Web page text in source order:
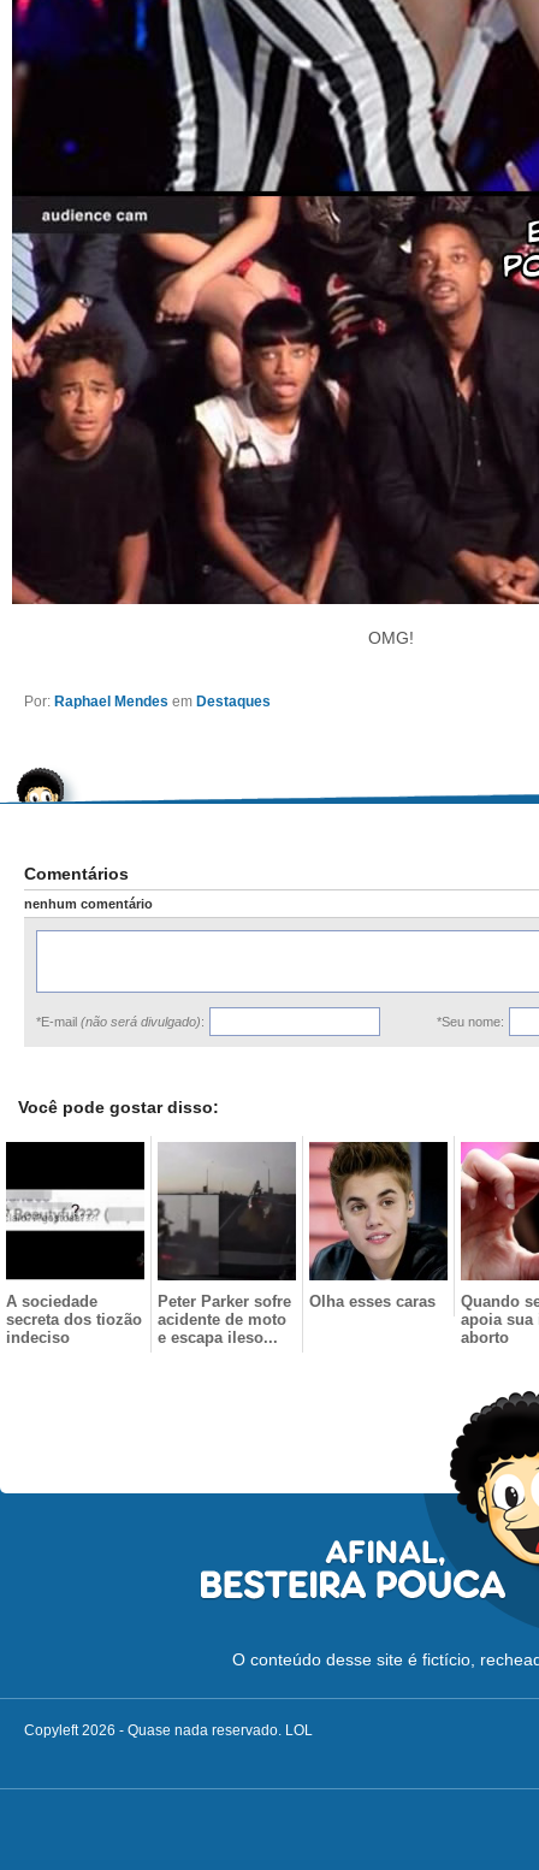
OMG!
Por: Raphael Mendes em Destaques
Comentários
nenhum comentário
*E-mail (não será divulgado): *Seu nome:
Você pode gostar disso:
A sociedade
secreta dos tiozão
indeciso
Peter Parker sofre
acidente de moto
e escapa ileso...
Olha esses caras
Quando
apoia sua
aborto
O conteúdo desse site é fictício,
Copyleft 2026 - Quase nada reservado. LOL